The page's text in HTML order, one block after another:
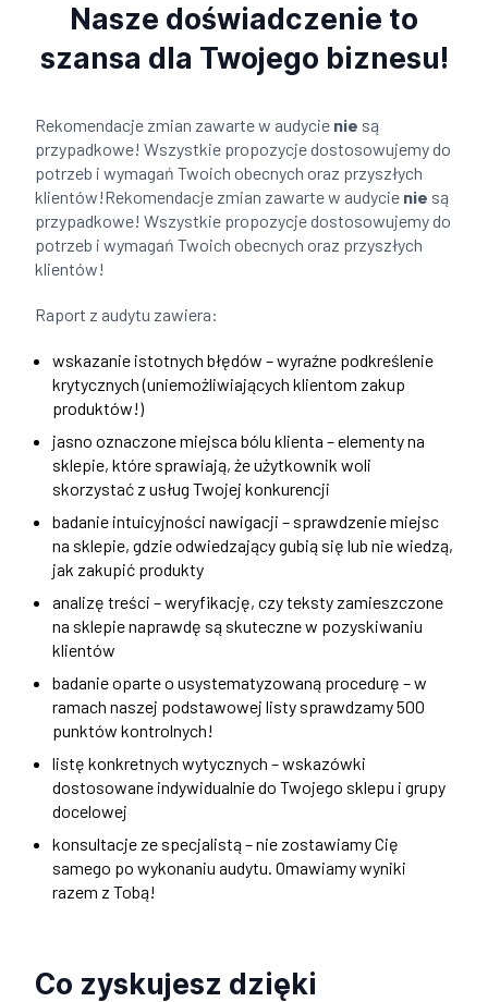
Nasze doświadczenie to
szansa dla Twojego biznesu!
Rekomendacje zmian zawarte w audycie nie są
przypadkowe! Wszystkie propozycje dostosowujemy do
potrzeb i wymagań Twoich obecnych oraz przyszłych
klientów!Rekomendacje zmian zawarte w audycie nie są
przypadkowe! Wszystkie propozycje dostosowujemy do
potrzeb i wymagań Twoich obecnych oraz przyszłych
klientów!
Raport z audytu zawiera:
wskazanie istotnych błędów – wyraźne podkreślenie
krytycznych (uniemożliwiających klientom zakup
produktów!)
jasno oznaczone miejsca bólu klienta – elementy na
sklepie, które sprawiają, że użytkownik woli
skorzystać z usług Twojej konkurencji
badanie intuicyjności nawigacji – sprawdzenie miejsc
na sklepie, gdzie odwiedzający gubią się lub nie wiedzą,
jak zakupić produkty
analizę treści – weryfikację, czy teksty zamieszczone
na sklepie naprawdę są skuteczne w pozyskiwaniu
klientów
badanie oparte o usystematyzowaną procedurę – w
ramach naszej podstawowej listy sprawdzamy 500
punktów kontrolnych!
listę konkretnych wytycznych – wskazówki
dostosowane indywidualnie do Twojego sklepu i grupy
docelowej
konsultacje ze specjalistą – nie zostawiamy Cię
samego po wykonaniu audytu. Omawiamy wyniki
razem z Tobą!
Co zyskujesz dzięki